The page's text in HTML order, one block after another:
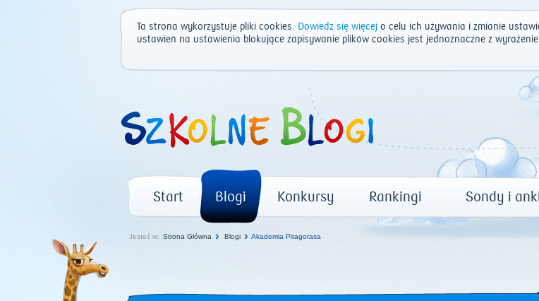
Ta strona wykorzystuje pliki cookies. Dowiedz się więcejo celu ich używania i zmianie
ustawień na ustawienia blokujące zapisywanie plików cookies jest jednoznaczne z
Start Blogi Konkursy Rankingi Sondy i
Jesteś w: Strona Główna Blogi Akademia Pitagorasa